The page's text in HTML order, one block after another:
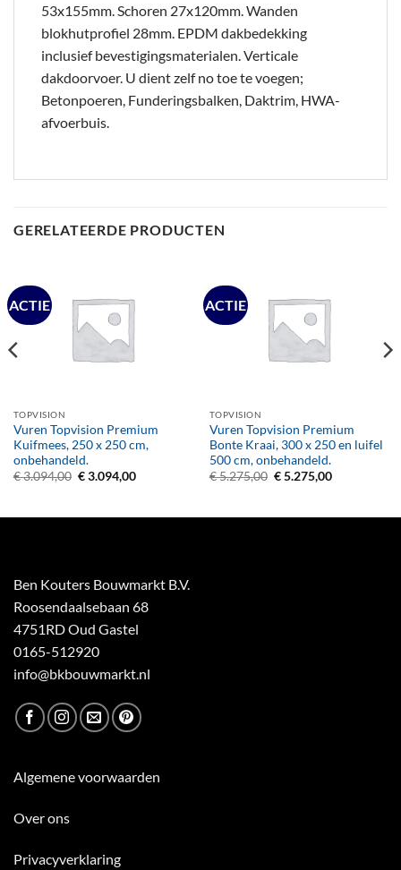
53x155mm. Schoren 27x120mm. Wanden
blokhutprofiel 28mm. EPDM dakbedekking
inclusief bevestigingsmaterialen. Verticale
dakdoorvoer. U dient zelf no toe te voegen;
Betonpoeren, Funderingsbalken, Daktrim, HWA-
afvoerbuis.
GERELATEERDE PRODUCTEN
ACTIE
TOPVISION
Vuren Topvision Premium
Kuifmees, 250 x 250 cm,
onbehandeld.
€3.094,00 Oorspronkelijke
€3.094,00Huidige
ACTIE
TOPVISION
Vuren Topvision Premium
Bonte Kraai, 300 x 250 en luifel
500 cm, onbehandeld.
€5.275,00 Oorspronkelijke
€5.275,00Huidige
Ben Kouters Bouwmarkt B.V.
Roosendaalsebaan 68
4751RD Oud Gastel
0165-512920
info@bkbouwmarkt.nl
Algemene voorwaarden
Over ons
Privacyverklaring